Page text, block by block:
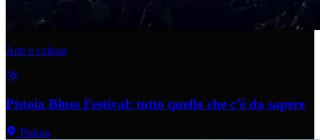
Arte e cultura
Pistoia Blues Festival: tutto quello che c’è da sapere
Pistoia